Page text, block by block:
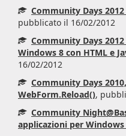
Community Days
pubblicato il 16/02/2012
Community Days
Windows 8 con HTML e
16/02/2012
Community Days
WebForm.Reload(),
Community
applicazioni per Windows